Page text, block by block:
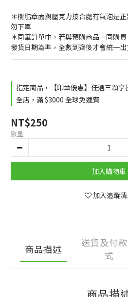
＊樹脂章面與壓克力接合處有氣泡是
勿下單
＊同筆訂單中，若與預購商品一同購
發貨日期為準，全數到齊後才會統一
指定商品，【印章優惠】任選三顆享
全店，滿 $3000 全球免運費
NT$250
數量
加入購物車
加入追蹤
商品描述
送貨及付
式
商品描